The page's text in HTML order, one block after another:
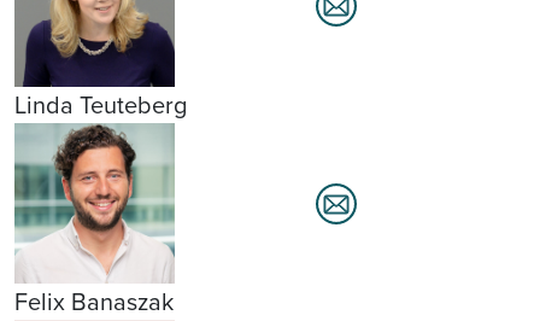
Linda Teuteberg
Felix Banaszak